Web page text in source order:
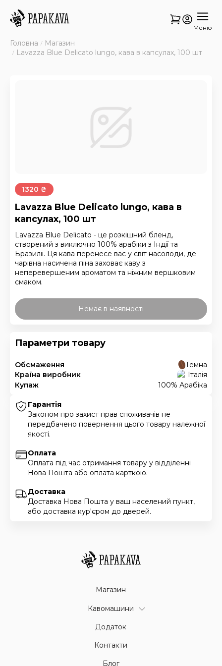
Меню
Головна
Магазин
Lavazza Blue Delicato lungo, кава в капсулах, 100 шт
1320 ₴
Lavazza Blue Delicato lungo, кава в
капсулах, 100 шт
Lavazza Blue Delicato - це розкішний бленд,
створений з виключно 100% арабіки з Індії та
Бразилії. Ця кава перенесе вас у світ насолоди, де
чарівна насичена піна заховає каву з
неперевершеним ароматом та ніжним вершковим
смаком.
Немає в наявності
Параметри товару
Обсмаження
Темна
Країна виробник
Італія
Купаж
100% Арабіка
Гарантія
Законом про захист прав споживачів не
передбачено повернення цього товару належної
якості.
Оплата
Оплата під час отримання товару у відділенні
Нова Пошта або оплата карткою.
Доставка
Доставка Нова Пошта у ваш населений пункт,
або доставка кур'єром до дверей.
Магазин
Кавомашини
Додаток
Контакти
Блог